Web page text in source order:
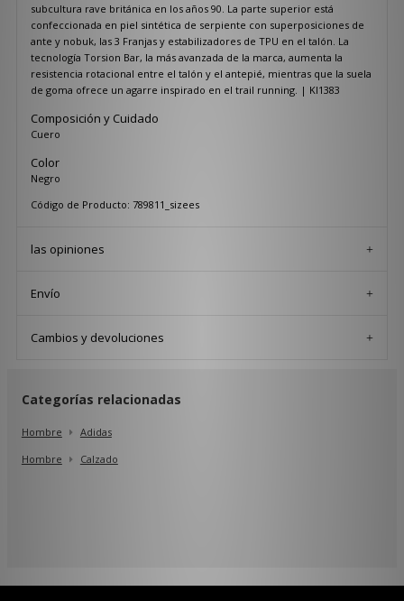
subcultura rave británica en los años 90. La parte superior está
confeccionada en piel sintética de serpiente con superposiciones de
ante y nobuk, las 3 Franjas y estabilizadores de TPU en el talón. La
tecnología Torsion Bar, la más avanzada de la marca, aumenta la
resistencia rotacional entre el talón y el antepié, mientras que la suela
de goma ofrece un agarre inspirado en el trail running. | KI1383
Composición y Cuidado
Cuero
Color
Negro
Código de Producto: 789811_sizees
las opiniones
Envío
Cambios y devoluciones
Categorías relacionadas
Hombre
Adidas
Hombre
Calzado